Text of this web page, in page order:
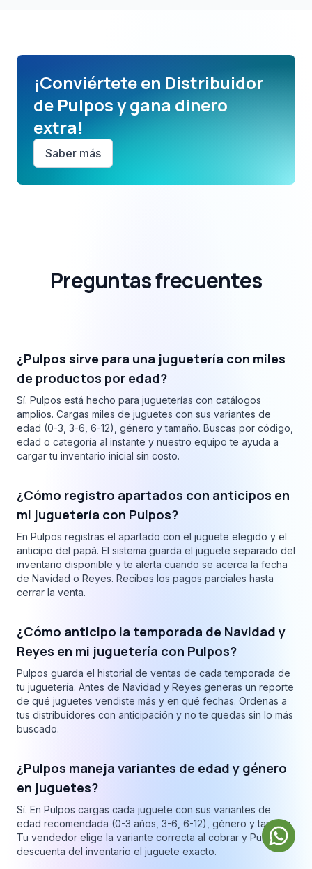
¡Conviértete en Distribuidor
de Pulpos y gana dinero
extra!
Saber más
Preguntas frecuentes
¿Pulpos sirve para una juguetería con miles
de productos por edad?
Sí. Pulpos está hecho para jugueterías con catálogos
amplios. Cargas miles de juguetes con sus variantes de
edad (0-3, 3-6, 6-12), género y tamaño. Buscas por código,
edad o categoría al instante y nuestro equipo te ayuda a
cargar tu inventario inicial sin costo.
¿Cómo registro apartados con anticipos en
mi juguetería con Pulpos?
En Pulpos registras el apartado con el juguete elegido y el
anticipo del papá. El sistema guarda el juguete separado del
inventario disponible y te alerta cuando se acerca la fecha
de Navidad o Reyes. Recibes los pagos parciales hasta
cerrar la venta.
¿Cómo anticipo la temporada de Navidad y
Reyes en mi juguetería con Pulpos?
Pulpos guarda el historial de ventas de cada temporada de
tu juguetería. Antes de Navidad y Reyes generas un reporte
de qué juguetes vendiste más y en qué fechas. Ordenas a
tus distribuidores con anticipación y no te quedas sin lo más
buscado.
¿Pulpos maneja variantes de edad y género
en juguetes?
Sí. En Pulpos cargas cada juguete con sus variantes de
edad recomendada (0-3 años, 3-6, 6-12), género y tamaño.
Tu vendedor elige la variante correcta al cobrar y Pulpos
descuenta del inventario el juguete exacto.